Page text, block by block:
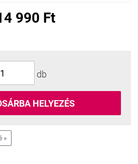
990 Ft
db
HELYEZÉS
»